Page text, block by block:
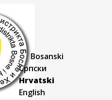
Bosanski
Српски
Hrvatski
English